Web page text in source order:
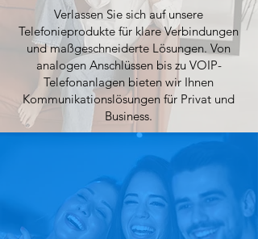
Verlassen Sie sich auf unsere
Telefonieprodukte für klare Verbindungen
und maßgeschneiderte Lösungen. Von
analogen Anschlüssen bis zu VOIP-
Telefonanlagen bieten wir Ihnen
Kommunikationslösungen für Privat und
Business.